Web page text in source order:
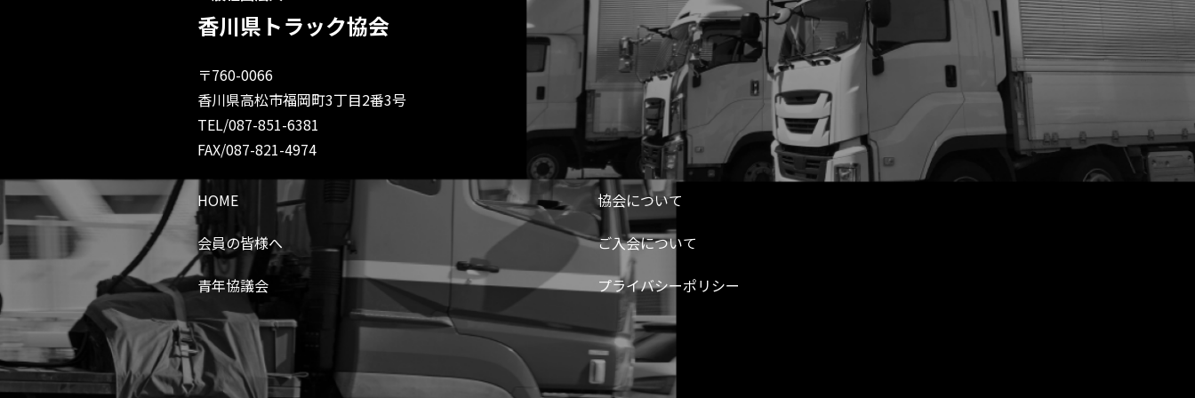
香川県トラック協会
〒760-0066
香川県高松市福岡町3丁目2番3号
TEL/087-851-6381
FAX/087-821-4974
HOME
協会について
会員の皆様へ
ご入会について
青年協議会
プライバシーポリシー